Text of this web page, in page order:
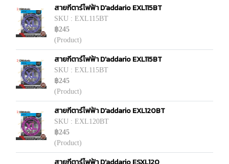
สายกีตาร์ไฟฟ้า D'addario EXL115BT
SKU : EXL115BT
฿245
(Product)
สายกีตาร์ไฟฟ้า D'addario EXL115BT
SKU : EXL115BT
฿245
(Product)
สายกีตาร์ไฟฟ้า D'addario EXL120BT
SKU : EXL120BT
฿245
(Product)